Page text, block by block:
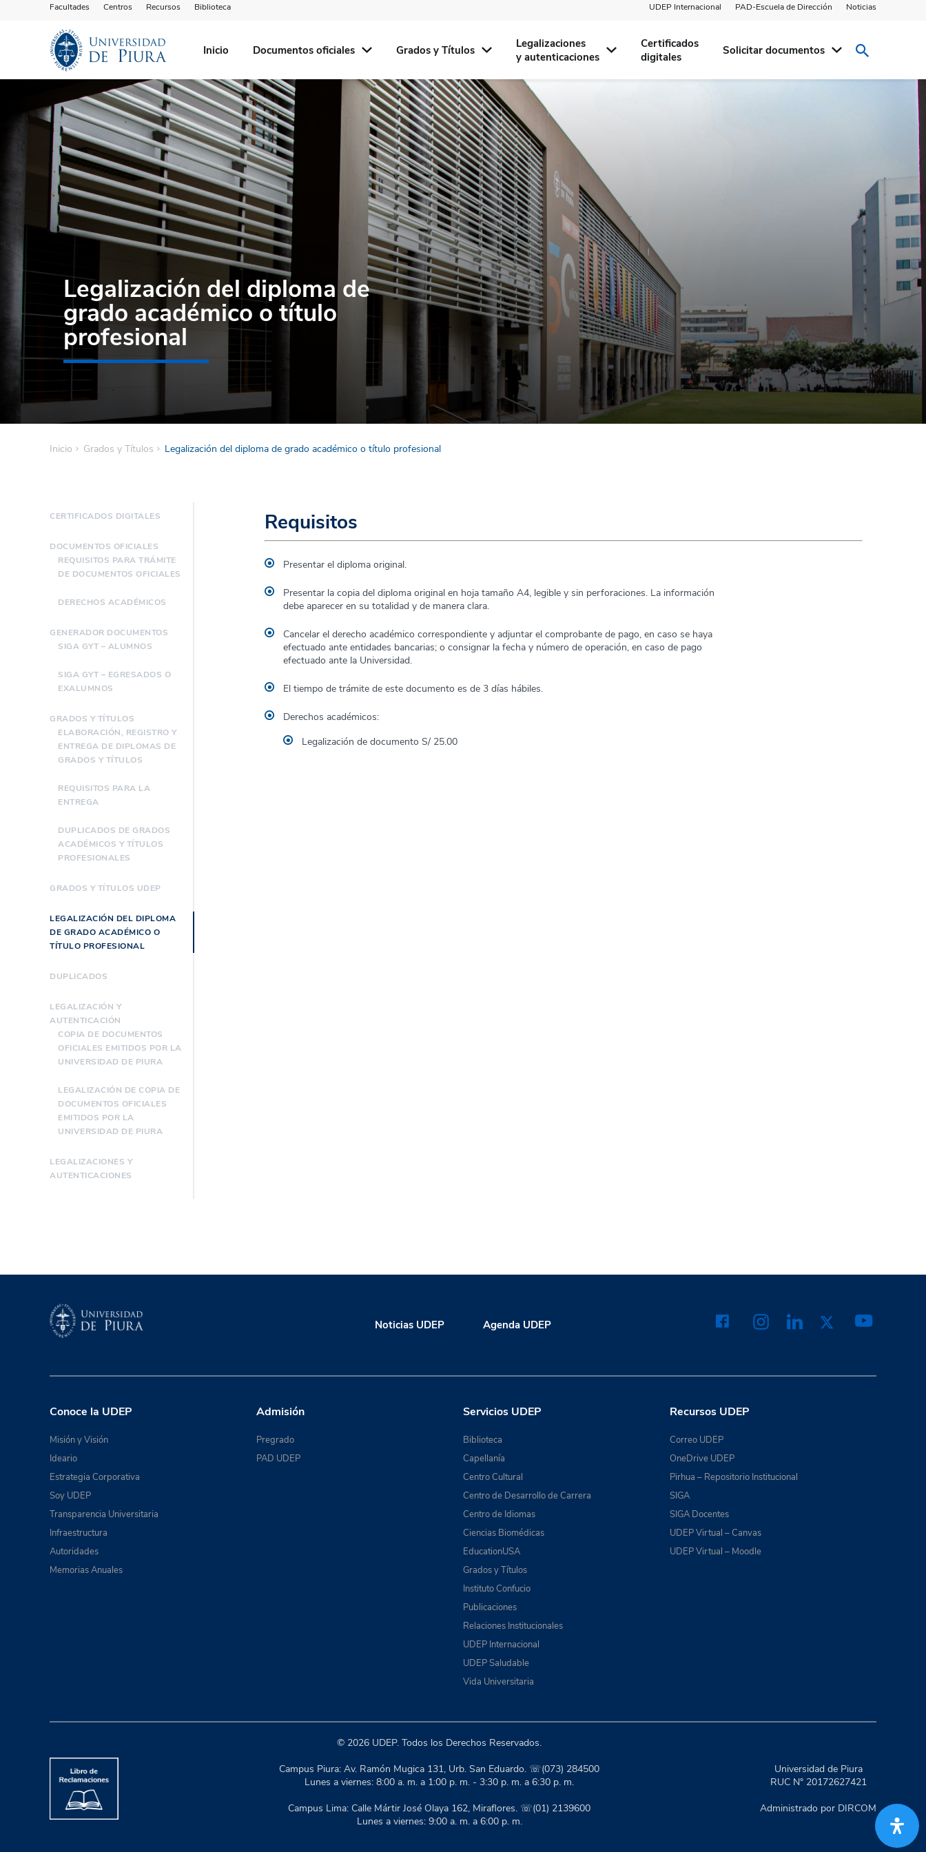
Facultades Centros Recursos Biblioteca UDEP Internacional PAD-Escuela de Dirección Noticias
Inicio Documentos oficiales Grados y Títulos
Legalizaciones
y autenticaciones
Certificados
digitales
Solicitar documentos
Legalización del diploma de
grado académico o título
profesional
Inicio Grados y Títulos Legalización del diploma de grado académico o título profesional
CERTIFICADOS DIGITALES
DOCUMENTOS OFICIALES
REQUISITOS PARA TRÁMITE
DE DOCUMENTOS OFICIALES
DERECHOS ACADÉMICOS
GENERADOR DOCUMENTOS
SIGA GYT – ALUMNOS
SIGA GYT – EGRESADOS O
EXALUMNOS
GRADOS Y TÍTULOS
ELABORACIÓN, REGISTRO Y
ENTREGA DE DIPLOMAS DE
GRADOS Y TÍTULOS
REQUISITOS PARA LA
ENTREGA
DUPLICADOS DE GRADOS
ACADÉMICOS Y TÍTULOS
PROFESIONALES
GRADOS Y TÍTULOS UDEP
LEGALIZACIÓN DEL DIPLOMA
DE GRADO ACADÉMICO O
TÍTULO PROFESIONAL
DUPLICADOS
LEGALIZACIÓN Y
AUTENTICACIÓN
COPIA DE DOCUMENTOS
OFICIALES EMITIDOS POR LA
UNIVERSIDAD DE PIURA
LEGALIZACIÓN DE COPIA DE
DOCUMENTOS OFICIALES
EMITIDOS POR LA
UNIVERSIDAD DE PIURA
LEGALIZACIONES Y
AUTENTICACIONES
Requisitos
Presentar el diploma original.
Presentar la copia del diploma original en hoja tamaño A4, legible y sin perforaciones. La información
debe aparecer en su totalidad y de manera clara.
Cancelar el derecho académico correspondiente y adjuntar el comprobante de pago, en caso se haya
efectuado ante entidades bancarias; o consignar la fecha y número de operación, en caso de pago
efectuado ante la Universidad.
El tiempo de trámite de este documento es de 3 días hábiles.
Derechos académicos:
Legalización de documento S/ 25.00
Noticias UDEP Agenda UDEP
Conoce la UDEP
Misión y Visión
Ideario
Estrategia Corporativa
Soy UDEP
Transparencia Universitaria
Infraestructura
Autoridades
Memorias Anuales
Admisión
Pregrado
PAD UDEP
Servicios UDEP
Biblioteca
Capellanía
Centro Cultural
Centro de Desarrollo de Carrera
Centro de Idiomas
Ciencias Biomédicas
EducationUSA
Grados y Títulos
Instituto Confucio
Publicaciones
Relaciones Institucionales
UDEP Internacional
UDEP Saludable
Vida Universitaria
Recursos UDEP
Correo UDEP
OneDrive UDEP
Pirhua – Repositorio Institucional
SIGA
SIGA Docentes
UDEP Virtual – Canvas
UDEP Virtual – Moodle
© 2026 UDEP. Todos los Derechos Reservados.
Campus Piura: Av. Ramón Mugica 131, Urb. San Eduardo. ☏(073) 284500
Lunes a viernes: 8:00 a. m. a 1:00 p. m. - 3:30 p. m. a 6:30 p. m.
Campus Lima: Calle Mártir José Olaya 162, Miraflores. ☏(01) 2139600
Lunes a viernes: 9:00 a. m. a 6:00 p. m.
Universidad de Piura
RUC N° 20172627421
Administrado por DIRCOM